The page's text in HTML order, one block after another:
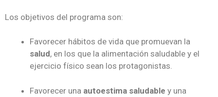
Los objetivos del programa son:
Favorecer hábitos de vida que promuevan la
salud, en los que la alimentación saludable y el
ejercicio físico sean los protagonistas.
Favorecer una autoestima saludable y una